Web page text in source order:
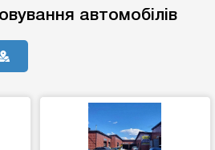
автомобілів